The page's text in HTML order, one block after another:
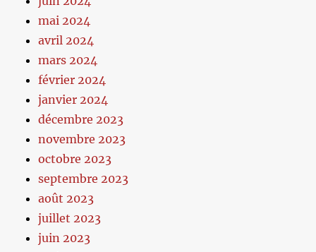
mai 2024
avril 2024
mars 2024
février 2024
janvier 2024
décembre 2023
novembre 2023
octobre 2023
septembre 2023
août 2023
juillet 2023
juin 2023